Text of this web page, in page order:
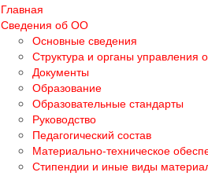
Главная
Сведения об ОО
Основные сведения
Структура и органы управления
Документы
Образование
Образовательные стандарты
Руководство
Педагогический состав
Материально-техническое
Стипендии и иные виды